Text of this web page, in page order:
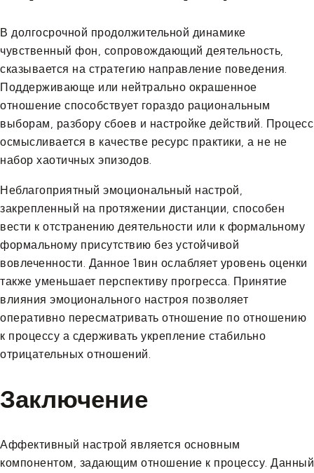
В долгосрочной продолжительной динамике
чувственный фон, сопровождающий деятельность,
сказывается на стратегию направление поведения.
Поддерживающе или нейтрально окрашенное
отношение способствует гораздо рациональным
выборам, разбору сбоев и настройке действий. Процесс
осмысливается в качестве ресурс практики, а не не
набор хаотичных эпизодов.
Неблагоприятный эмоциональный настрой,
закрепленный на протяжении дистанции, способен
вести к отстранению деятельности или к формальному
формальному присутствию без устойчивой
вовлеченности. Данное 1вин ослабляет уровень оценки
также уменьшает перспективу прогресса. Принятие
влияния эмоционального настроя позволяет
оперативно пересматривать отношение по отношению
к процессу а сдерживать укрепление стабильно
отрицательных отношений.
Заключение
Аффективный настрой является основным
компонентом, задающим отношение к процессу. Данный